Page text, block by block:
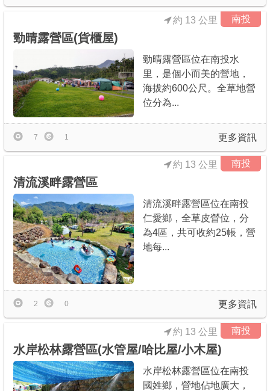
南投
勁晴露營區(貨櫃屋)
約 13 公里
勁晴露營區位在南投水
里，是個小而美的營地，
海拔約600公尺。全草地營
位分為...
更多資訊
7 1
南投
清流溪畔露營區
約 13 公里
清流溪畔露營區位在南投
仁愛鄉，全草皮營位，分
為4區，共可收約25帳，營
地每...
更多資訊
2 0
南投
水岸松林露營區(水管屋/哈比屋/小木屋)
約 13 公里
水岸松林露營區位在南投
國姓鄉，營地佔地廣大，